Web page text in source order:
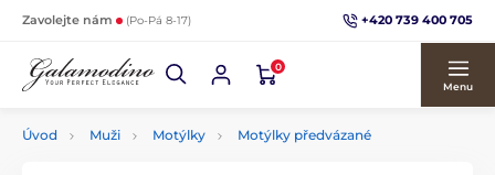
Zavolejte nám (Po-Pá 8-17) +420 739 400 705
0
Menu
Úvod Muži Motýlky Motýlky předvázané